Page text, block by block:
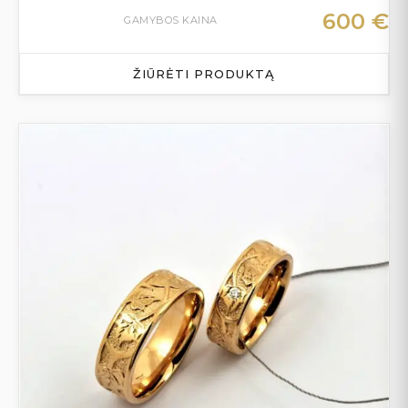
GAMYBOS KAINA 600 €
ŽIŪRĖTI PRODUKTĄ